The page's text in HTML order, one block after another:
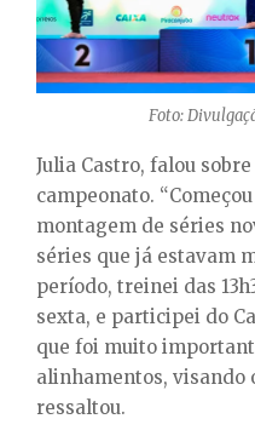
Foto:
Julia Castro, falou
campeonato.
montagem de séries
séries que já estavam
período, treinei das
sexta, e participei do
que foi muito
alinhamentos, visando
ressaltou.